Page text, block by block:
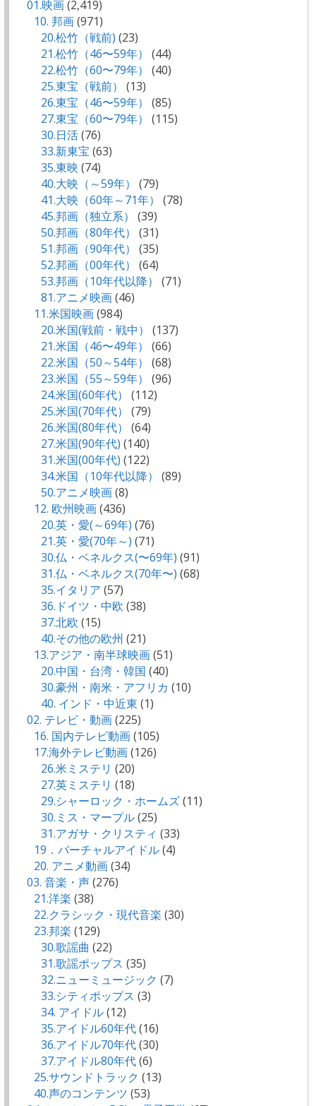
01.映画(2,419)
10. 邦画(971)
20.松竹（戦前) (23)
21.松竹（46〜59年）
(44)
22.松竹（60〜79年）
(40)
25.東宝（戦前）
(13)
26.東宝（46〜59年）
(85)
27.東宝（60〜79年）
(115)
30.日活(76)
33.新東宝 (63)
35.東映 (74)
40.大映（～59年）
(79)
41.大映（60年～71年）
(78)
45.邦画（独立系）
(39)
50.邦画（80年代）
(31)
51.邦画（90年代）
(35)
52.邦画（00年代）
(64)
53.邦画（10年代以降）
(71)
81.アニメ映画(46)
11.米国映画(984)
20.米国(戦前・戦中）
(137)
21.米国（46〜49年）
(66)
22.米国（50～54年）
(68)
23.米国（55～59年）
(96)
24.米国(60年代）
(112)
25.米国(70年代）
(79)
26.米国(80年代）
(64)
27.米国(90年代) (140)
31.米国(00年代) (122)
34.米国（10年代以降）
(89)
50.アニメ映画(8)
12. 欧州映画(436)
20.英・愛(～69年) (76)
21.英・愛(70年～) (71)
30.仏・ベネルクス(〜69年) (91)
31.仏・ベネルクス(70年〜) (68)
35.イタリア (57)
36.ドイツ・中欧 (38)
37.北欧 (15)
40.その他の欧州 (21)
13.アジア・南半球映画(51)
20.中国・台湾・韓国 (40)
30.豪州・南米・アフリカ (10)
40. インド・中近東 (1)
02. テレビ・動画(225)
16. 国内テレビ動画(105)
17.海外テレビ動画(126)
26.米ミステリ (20)
27.英ミステリ (18)
29.シャーロック・ホームズ(11)
30.ミス・マープル(25)
31.アガサ・クリスティ (33)
19．バーチャルアイドル(4)
20. アニメ動画(34)
03. 音楽・声(276)
21.洋楽 (38)
22.クラシック・現代音楽 (30)
23.邦楽 (129)
30.歌謡曲 (22)
31.歌謡ポップス (35)
32.ニューミュージック (7)
33.シティポップス (3)
34. アイドル(12)
35.アイドル60年代(16)
36.アイドル70年代(30)
37.アイドル80年代(6)
25.サウンドトラック (13)
40.声のコンテンツ (53)